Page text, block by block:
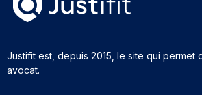
Justifit est, depuis 2015, le site qui permet
avocat.